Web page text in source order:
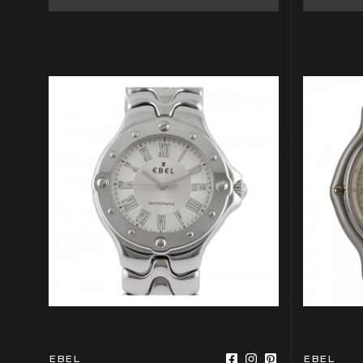
EBEL EBEL